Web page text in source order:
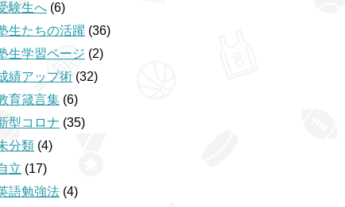
験生へ (6)
生たちの活躍 (36)
生学習ページ (2)
績アップ術 (32)
育箴言集 (6)
型コロナ (35)
分類 (4)
立 (17)
語勉強法 (4)